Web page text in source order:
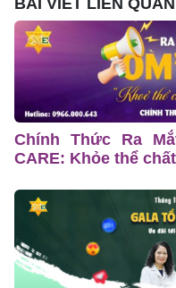
Chính Thức Ra
CARE: Khỏe thể